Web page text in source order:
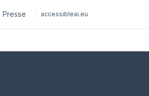
Presse accessibleai.eu